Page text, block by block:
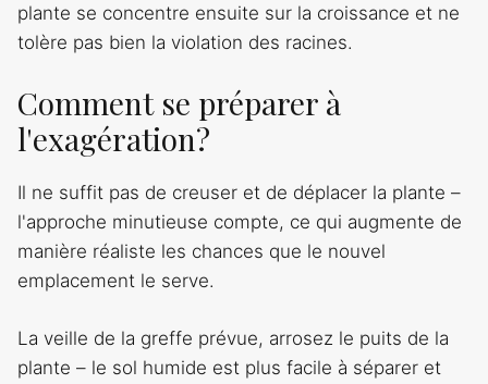
plante se concentre ensuite sur la croissance et ne
tolère pas bien la violation des racines.
Comment se préparer à
l'exagération?
Il ne suffit pas de creuser et de déplacer la plante –
l'approche minutieuse compte, ce qui augmente de
manière réaliste les chances que le nouvel
emplacement le serve.
La veille de la greffe prévue, arrosez le puits de la
plante – le sol humide est plus facile à séparer et